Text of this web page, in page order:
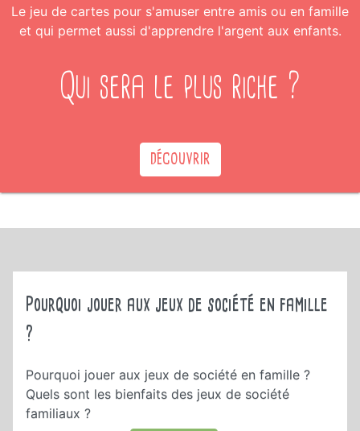
Le jeu de cartes pour s'amuser entre amis ou en famille
et qui permet aussi d'apprendre l'argent aux enfants.
Qui sera le plus riche ?
DÉCOUVRIR
Pourquoi jouer aux jeux de société en famille
?
Pourquoi jouer aux jeux de société en famille ?
Quels sont les bienfaits des jeux de société
familiaux ?